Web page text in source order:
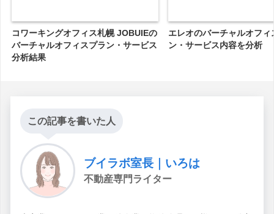
コワーキングオフィス札幌 JOBUIEの
バーチャルオフィスプラン・サービス
分析結果
エレオのバーチャルオフィ
ン・サービス内容を分析
この記事を書いた人
ブイラボ室長｜いろは
不動産専門ライター